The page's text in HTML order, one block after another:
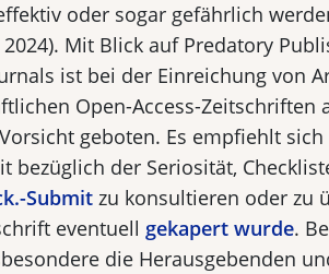
oder sogar gefährlich
2024). Mit Blick auf Predatory
ist bei der Einreichung von
Open-Access-Zeitschriften
geboten. Es empfiehlt sich
bezüglich der Seriosität,
Submit zu konsultieren oder zu
eventuell gekapert wurde.
die Herausgebenden